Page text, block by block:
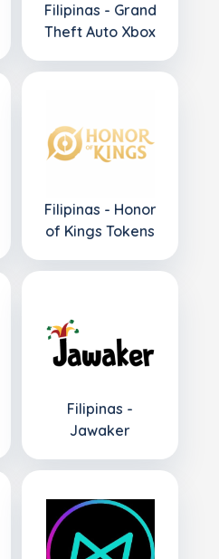
Filipinas - Grand
Theft Auto Xbox
Filipinas - Honor
of Kings Tokens
Filipinas -
Jawaker